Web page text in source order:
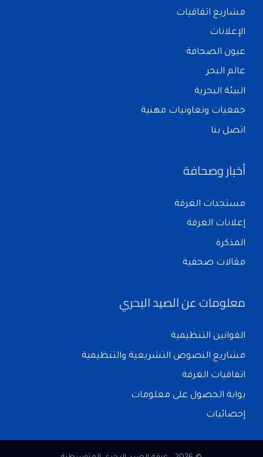
مشاريع اتفاقيات
الإعلانات
عيون الصحافة
عالم البحر
البيئة البحرية
جمعيات وتعاونيات مهنية
اتصل بنا
أخبار وصحافة
مستجدات الغرفة
إعلانات الغرفة
المذكرة
مقالات صحفية
معلومات عن الصيد البحري
القوانين التنظيمية
مشاريع النصوص التشريعية والتنظيمية
اتفاقيات الغرفة
بوابة الحصول على معلومات
إحصائيات